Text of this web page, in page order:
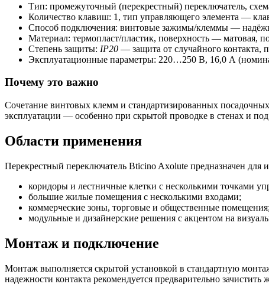
Тип: промежуточный (перекрестный) переключатель,
Количество клавиш: 1, тип управляющего элемента —
Способ подключения: винтовые зажимы/клеммы —
Материал: термопласт/пластик, поверхность — матовая,
Степень защиты: IP20 — защита от случайного контакта,
Эксплуатационные параметры: 220…250 В, 16,0 А
Почему это важно
Сочетание винтовых клемм и стандартизированных
эксплуатации — особенно при скрытой проводке в стенах и
Области применения
Перекрестный переключатель Bticino Axolute предназначен для
коридоры и лестничные клетки с несколькими точками
большие жилые помещения с несколькими входами;
коммерческие зоны, торговые и общественные помещения;
модульные и дизайнерские решения с акцентом на
Монтаж и подключение
Монтаж выполняется скрытой установкой в стандартную
надежности контакта рекомендуется предварительно